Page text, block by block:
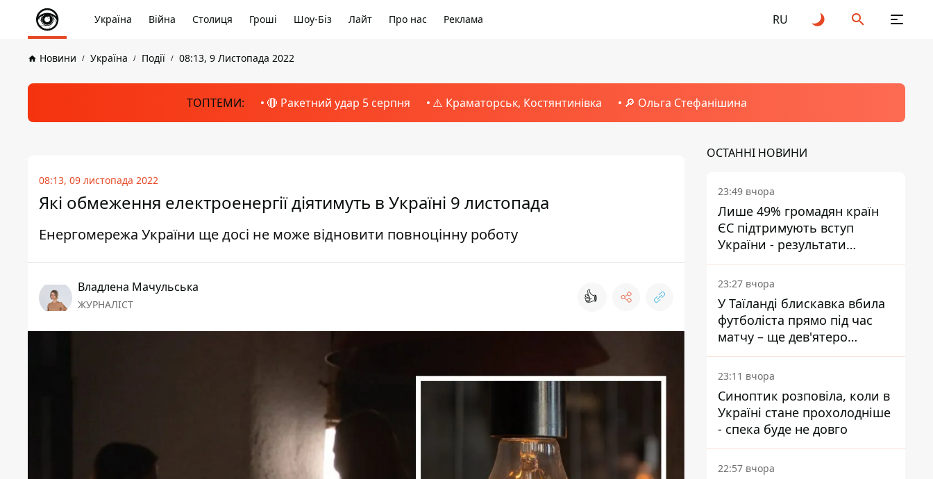
Україна Війна Столиця Гроші Шоу-Біз Лайт Про нас Реклама RU
Новини Україна Події 08:13, 9 Листопада 2022
ТОПТЕМИ: 🔴 Ракетний удар 5 серпня ⚠️ Краматорськ, Костянтинівка 🔎 Ольга Стефанішина
08:13, 09 листопада 2022
Які обмеження електроенергії діятимуть в Україні 9 листопада
Енергомережа України ще досі не може відновити повноцінну роботу
Владлена Мачульська
ЖУРНАЛІСТ 👍
ОСТАННІ НОВИНИ
23:49 вчора
Лише 49% громадян країн
ЄС підтримують вступ
України - результати
опитування
23:27 вчора
У Таїланді блискавка вбила
футболіста прямо під час
матчу – ще дев'ятеро
постраждали
23:11 вчора
Синоптик розповіла, коли в
Україні стане прохолодніше
- спека буде не довго
22:57 вчора